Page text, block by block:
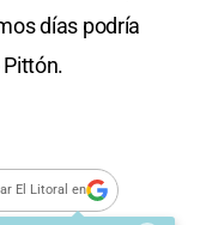
días podría
El Litoral en